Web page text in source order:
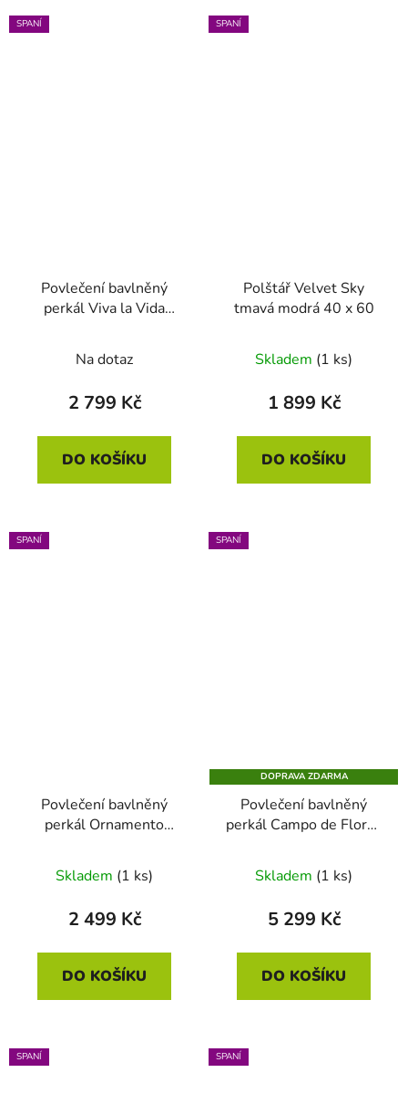
SPANÍ
Povlečení bavlněný
perkál Viva la Vida
90
Na dotaz
2 799 Kč
DO KOŠÍKU
SPANÍ
Polštář Velvet Sky
tmavá modrá 40 x 60
Skladem (1 ks)
1 899 Kč
DO KOŠÍKU
SPANÍ
Povlečení bavlněný
perkál Ornamento
70 x 90
Skladem (1 ks)
2 499 Kč
DO KOŠÍKU
SPANÍ
DOPRAVA ZDARMA
Povlečení bavlněný
perkál Campo de Flores
x 70
Skladem (1 ks)
5 299 Kč
DO KOŠÍKU
SPANÍ SPANÍ